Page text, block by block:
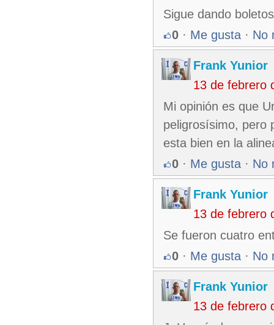
Sigue dando
0 · Me gusta · No
Frank Yunior
13 de febrero
Mi opinión es que
peligrosísimo, pero
esta bien en la
0 · Me gusta · No
Frank Yunior
13 de febrero
Se fueron cuatro
0 · Me gusta · No
Frank Yunior
13 de febrero